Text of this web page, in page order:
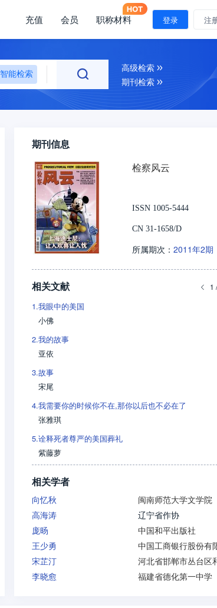
充值 会员 职称材料 登录 注
智能检索
高级检索
期刊检索
期刊信息
检察风云
ISSN 1005-5444
CN 31-1658/D
所属期次： 2011年2期
相关文献 1
1.我眼中的美国
小佛
2.我的故事
亚依
3.故事
宋尾
4.我需要你的时候你不在,那你以后也不必在了
张雅琪
5.诠释死者尊严的美国葬礼
紫藤萝
相关学者
向忆秋
闽南师范大学文学院
高海涛
辽宁省作协
庞旸
中国和平出版社
王少勇
宋芷汀
李晓愈
福建省德化第一中学